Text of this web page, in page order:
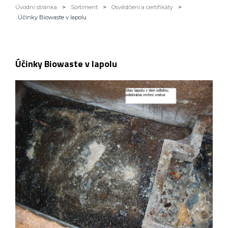
Úvodní stránka > Sortiment > Osvědčení a certifikáty
>
Účinky Biowaste v lapolu
Účinky Biowaste v lapolu